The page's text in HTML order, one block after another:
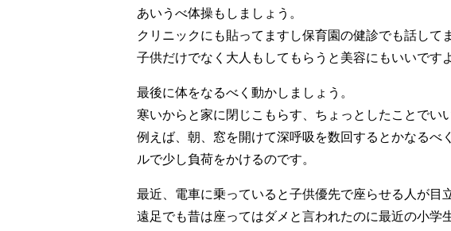
あいうべ体操もしましょう。
クリニックにも貼ってますし保育園の健診でも話して
子供だけでなく大人もしてもらうと美容にもいいですよ
最後に体をなるべく動かしましょう。
寒いからと家に閉じこもらす、ちょっとしたことでい
例えば、朝、窓を開けて深呼吸を数回するとかなる
ルで少し負荷をかけるのです。
最近、電車に乗っていると子供優先で座らせる人が目
遠足でも昔は座ってはダメと言われたのに最近の小学